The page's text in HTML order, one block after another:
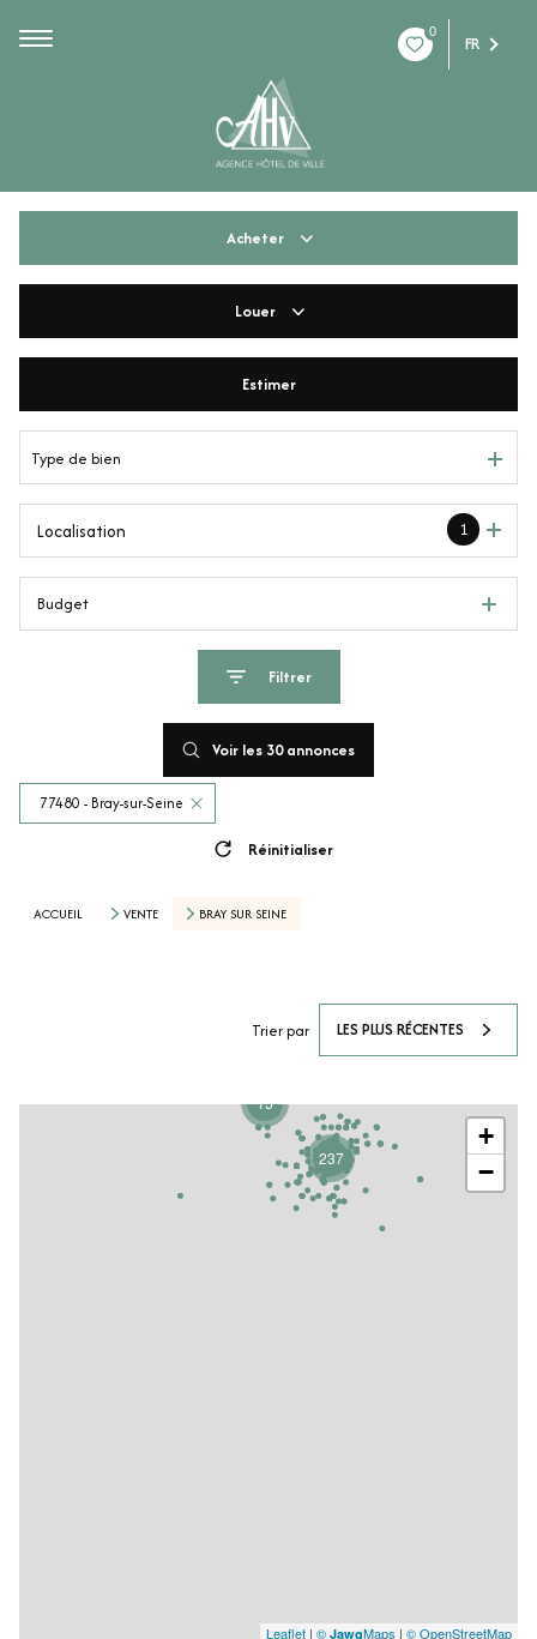
0
FR
Acheter
De l'immo pro
Louer
De l'immo pro
Estimer
Type de bien
1
Localisation
Budget
Filtrer
Voir les 30annonces
77480 - Bray-sur-Seine
Réinitialiser
ACCUEIL VENTE BRAY SUR SEINE
Trier par LES PLUS RÉCENTES
15
237
+
−
Leaflet | © JawgMaps | © OpenStreetMap